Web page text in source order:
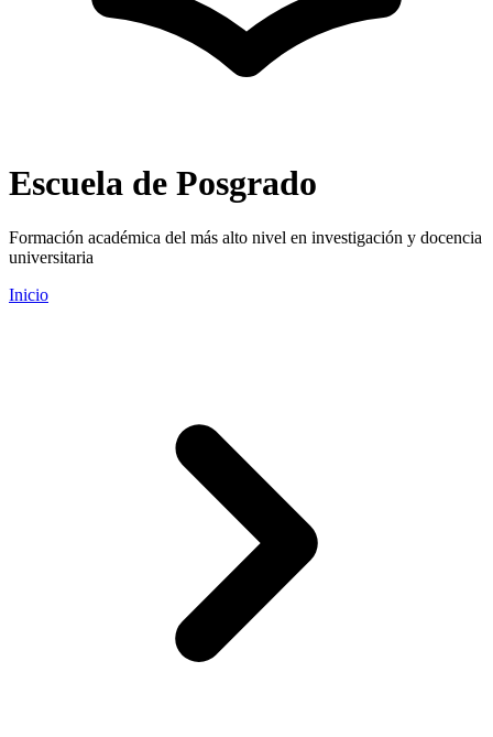
Escuela de Posgrado
Formación académica del más alto nivel en investigación y docencia
universitaria
Inicio